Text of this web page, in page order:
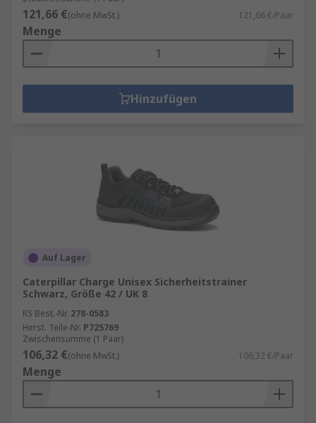
121,66 €(ohne MwSt.) 121,66 €/Paar
Menge
Hinzufügen
Auf Lager
Caterpillar Charge Unisex Sicherheitstrainer
Schwarz, Größe 42 / UK 8
RS Best.-Nr. 278-0583
Herst. Teile-Nr. P725769
Zwischensumme (1 Paar)
106,32 €(ohne MwSt.) 106,32 €/Paar
Menge